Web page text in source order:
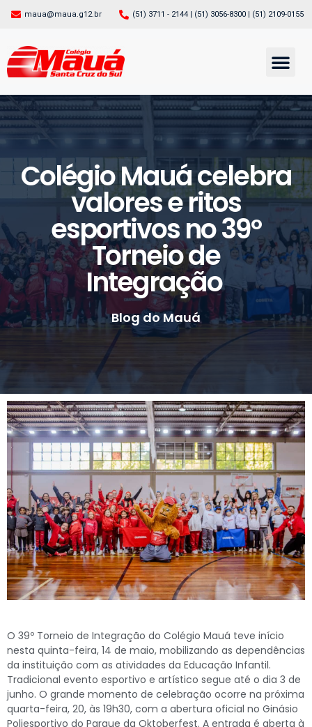
maua@maua.g12.br (51) 3711 - 2144 | (51) 3056-8300 | (51) 2109-0155
Colégio Mauá celebra
valores e ritos
esportivos no 39º
Torneio de
Integração
Blog do Mauá
O 39º Torneio de Integração do Colégio Mauá teve início
nesta quinta-feira, 14 de maio, mobilizando as dependências
da instituição com as atividades da Educação Infantil.
Tradicional evento esportivo e artístico segue até o dia 3 de
junho. O grande momento de celebração ocorre na próxima
quarta-feira, 20, às 19h30, com a abertura oficial no Ginásio
Poliesportivo do Parque da Oktoberfest. A entrada é aberta à